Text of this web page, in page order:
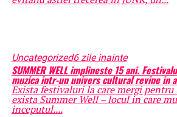
Uncategorized6 zile inainte
SUMMER WELL implineste 15 ani.
muzica intr-un univers cultural revine in
Exista festivaluri la care mergi pentru
exista Summer Well – locul in care
inceputul....